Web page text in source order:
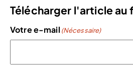
Télécharger l'article au
Votre e-mail (Nécessaire)